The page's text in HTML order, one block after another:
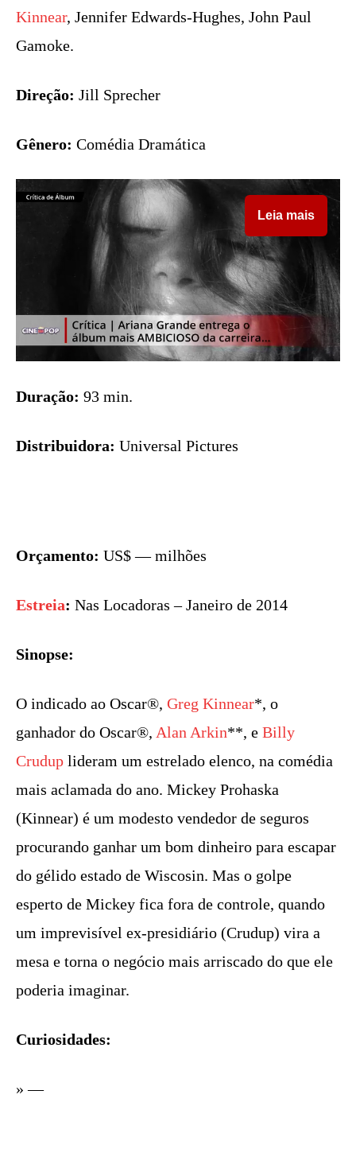
Kinnear, Jennifer Edwards-Hughes, John Paul
Gamoke.
Direção: Jill Sprecher
Gênero: Comédia Dramática
Leia mais
Duração: 93 min.
Distribuidora: Universal Pictures
Orçamento: US$ — milhões
Estreia: Nas Locadoras – Janeiro de 2014
Sinopse:
O indicado ao Oscar®, Greg Kinnear*, o
ganhador do Oscar®, Alan Arkin**, e Billy
Crudup lideram um estrelado elenco, na comédia
mais aclamada do ano. Mickey Prohaska
(Kinnear) é um modesto vendedor de seguros
procurando ganhar um bom dinheiro para escapar
do gélido estado de Wiscosin. Mas o golpe
esperto de Mickey fica fora de controle, quando
um imprevisível ex-presidiário (Crudup) vira a
mesa e torna o negócio mais arriscado do que ele
poderia imaginar.
Curiosidades:
» —